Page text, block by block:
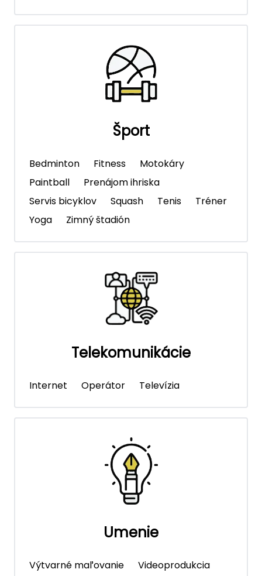
Šport
Bedminton Fitness
Motokáry
Paintball
Prenájom ihriska
Servis bicyklov
Squash Tenis
Tréner
Yoga
Zimný štadión
Telekomunikácie
Internet Operátor Televízia
Umenie
Výtvarné maľovanie
Videoprodukcia